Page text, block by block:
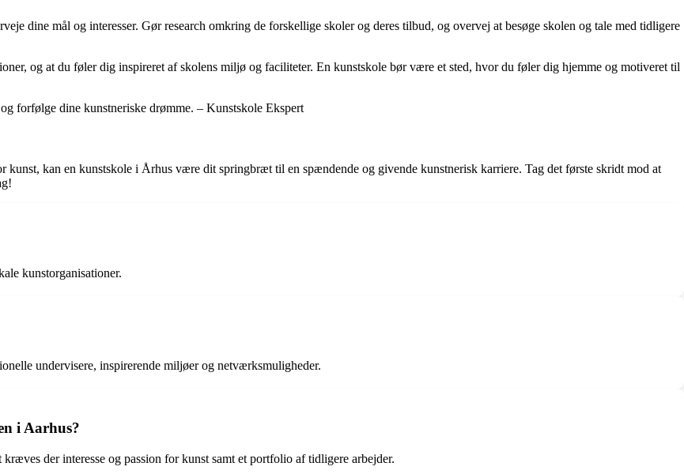
dine mål og interesser. Gør research omkring de forskellige skoler og deres tilbud, og overvej at besøge skolen og tale med tidligere
og at du føler dig inspireret af skolens miljø og faciliteter. En kunstskole bør være et sted, hvor du føler dig hjemme og motiveret til
forfølge dine kunstneriske drømme. – Kunstskole Ekspert
kunst, kan en kunstskole i Århus være dit springbræt til en spændende og givende kunstnerisk karriere. Tag det første skridt mod at
kunstorganisationer.
undervisere, inspirerende miljøer og netværksmuligheder.
i Aarhus?
der interesse og passion for kunst samt et portfolio af tidligere arbejder.